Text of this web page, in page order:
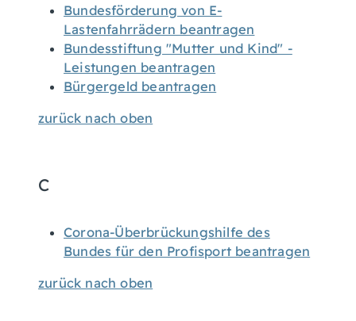
Bundesförderung von E-
Lastenfahrrädern beantragen
Bundesstiftung "Mutter und Kind" -
Leistungen beantragen
Bürgergeld beantragen
zurück nach oben
C
Corona-Überbrückungshilfe des
Bundes für den Profisport beantragen
zurück nach oben